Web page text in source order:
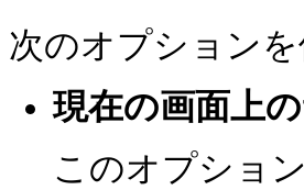
次のオプション
現在の画面上
このオプショ